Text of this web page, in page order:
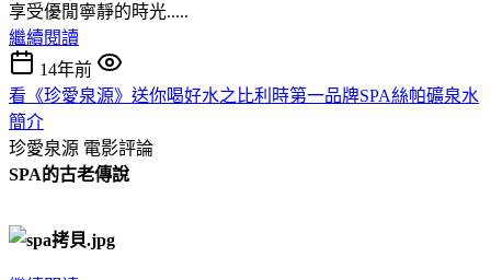
享受優閒寧靜的時光.....
繼續閱讀
14年前
看《珍愛泉源》送你喝好水之比利時第一品牌SPA絲帕礦泉水
簡介
珍愛泉源 電影評論
SPA的古老傳說